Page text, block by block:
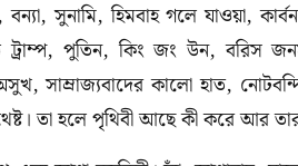
সুনামি, হিমবাহ গলে যাওয়া,
ট্রাম্প, পুতিন, কিং জং উন, বরিস
সাম্রাজ্যবাদের কালো হাত,
তা হলে পৃথিবী আছে কী করে আর